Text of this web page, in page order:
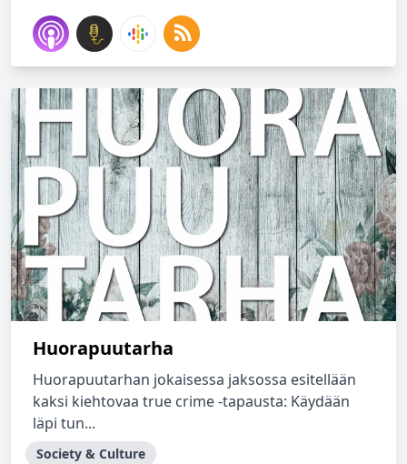
Huorapuutarha
Huorapuutarhan jokaisessa jaksossa esitellään
kaksi kiehtovaa true crime -tapausta: Käydään
läpi tun...
Society & Culture